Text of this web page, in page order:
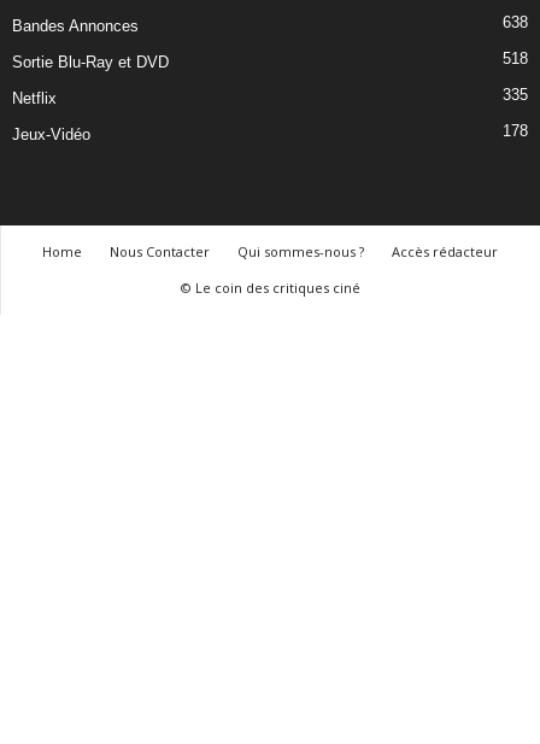
Bandes Annonces 638
Sortie Blu-Ray et DVD 518
Netflix 335
Jeux-Vidéo 178
Home Nous Contacter Qui sommes-nous ?
Accès rédacteur
© Le coin des critiques ciné